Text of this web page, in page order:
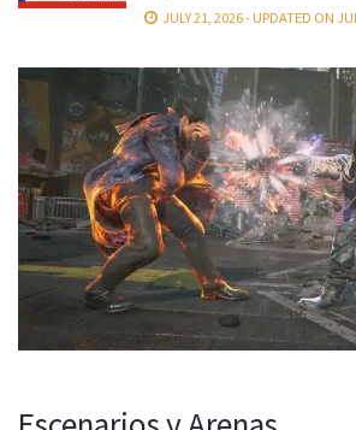
JULY 21, 2026 - UPDATED ON